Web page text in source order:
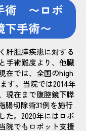
術 〜ロボ
下手術〜
肝胆膵疾患に対する
手術難度より、他臓
在では、全国のhigh
す。当院では2014年
現在まで腹腔鏡下膵
腸切除術31例を施行
た。2020年にはロボ
院でもロボット支援